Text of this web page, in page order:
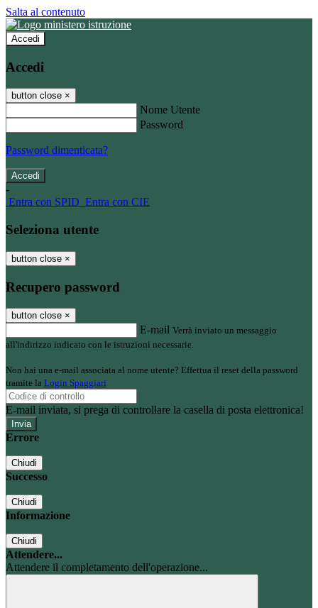
Salta al contenuto
Accedi
Accedi
button close ×
Nome Utente
Password
Password dimenticata?
-
Entra con SPID Entra con CIE
Seleziona utente
button close ×
Recupero password
button close ×
E-mail Verrà inviato un messaggio
all'indirizzo indicato con le istruzioni necessarie.
Non hai una e-mail associata al nome utente? Effettua il reset della password
tramite la Login Spaggiari
E-mail inviata, si prega di controllare la casella di posta elettronica!
Errore
Chiudi
Successo
Chiudi
Informazione
Chiudi
Attendere...
Attendere il completamento dell'operazione...